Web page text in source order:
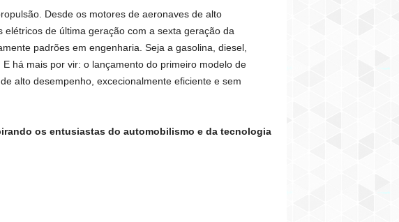
Desde os motores de aeronaves de alto
de última geração com a sexta geração da
padrões em engenharia. Seja a gasolina, diesel,
há mais por vir: o lançamento do primeiro modelo de
alto desempenho, excecionalmente eficiente e sem
os entusiastas do automobilismo e da tecnologia